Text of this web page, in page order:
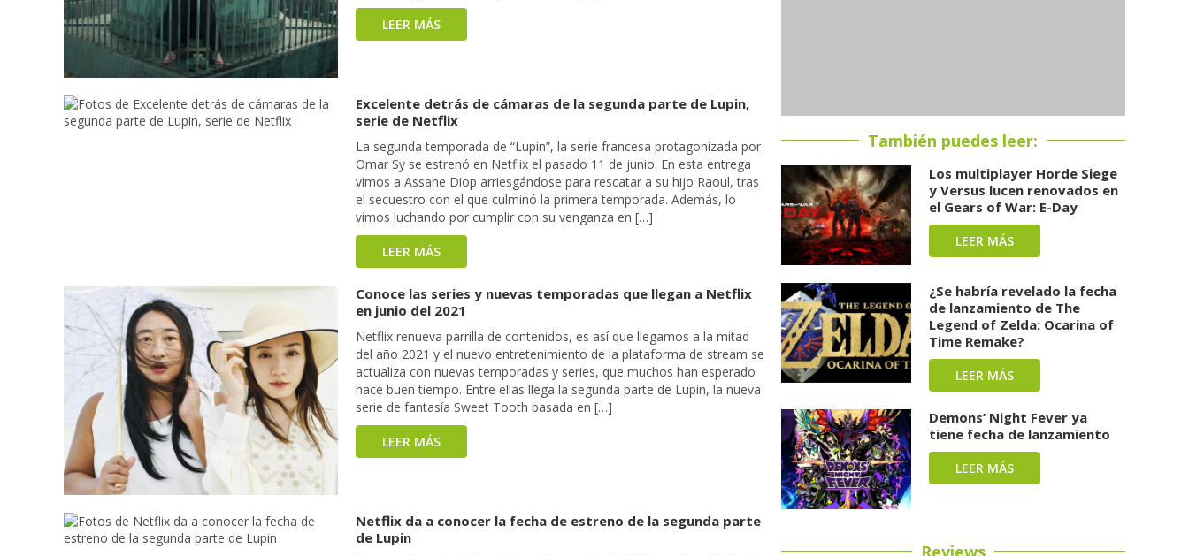
LEER MÁS
Excelente detrás de cámaras de la segunda parte de Lupin,
serie de Netflix
La segunda temporada de “Lupin”, la serie francesa protagonizada por
Omar Sy se estrenó en Netflix el pasado 11 de junio. En esta entrega
vimos a Assane Diop arriesgándose para rescatar a su hijo Raoul, tras
el secuestro con el que culminó la primera temporada. Además, lo
vimos luchando por cumplir con su venganza en […]
LEER MÁS
Conoce las series y nuevas temporadas que llegan a Netflix
en junio del 2021
Netflix renueva parrilla de contenidos, es así que llegamos a la mitad
del año 2021 y el nuevo entretenimiento de la plataforma de stream se
actualiza con nuevas temporadas y series, que muchos han esperado
hace buen tiempo. Entre ellas llega la segunda parte de Lupin, la nueva
serie de fantasía Sweet Tooth basada en […]
LEER MÁS
Netflix da a conocer la fecha de estreno de la segunda parte
de Lupin
También puedes leer:
Los multiplayer Horde Siege
y Versus lucen renovados en
el Gears of War: E-Day
LEER MÁS
¿Se habría revelado la fecha
de lanzamiento de The
Legend of Zelda: Ocarina of
Time Remake?
LEER MÁS
Demons’ Night Fever ya
tiene fecha de lanzamiento
LEER MÁS
Reviews